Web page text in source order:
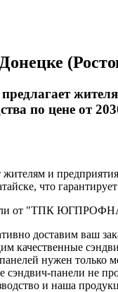
жителям
по цене от
и предприятиям
что
от "ТПК
доставим ваш
качественные
нужен только
сэндвич-панели не
и наша